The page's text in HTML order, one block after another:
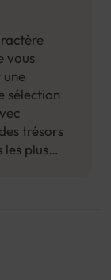
vous
sélection
trésors
plus